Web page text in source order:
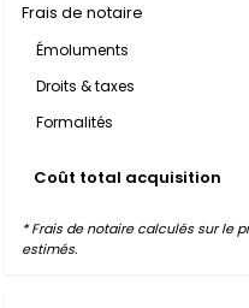
Frais de notaire
Émoluments
Droits & taxes
Formalités
Coût total acquisition
* Frais de notaire calculés sur le
estimés.